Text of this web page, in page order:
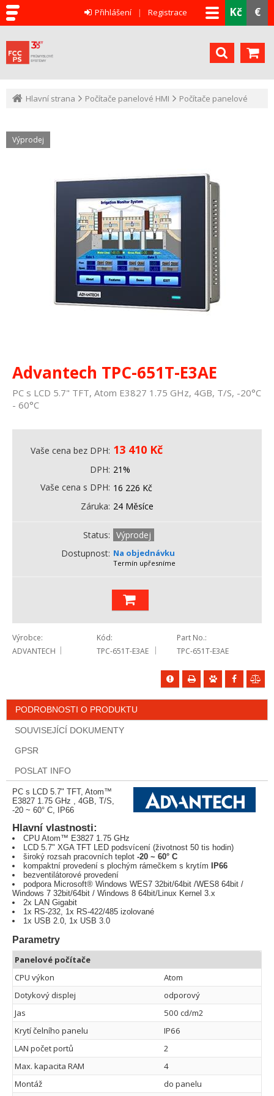
Kč €
Přihlášení Registrace
Hlavní strana Počítače panelové HMI Počítače panelové
Výprodej
Advantech TPC-651T-E3AE
PC s LCD 5.7" TFT, Atom E3827 1.75 GHz, 4GB, T/S, -20°C
- 60°C
Vaše cena bez DPH 13 410 Kč
DPH 21%
Vaše cena s DPH 16 226 Kč
Záruka 24 Měsíce
Status
Výprodej
Dostupnost Na objednávku
Termín upřesníme
Výrobce
ADVANTECH
Kód
TPC-651T-E3AE
Part No.
TPC-651T-E3AE
PODROBNOSTI O PRODUKTU
SOUVISEJÍCÍ DOKUMENTY
GPSR
POSLAT INFO
PC s LCD 5.7" TFT, Atom™
E3827 1.75 GHz , 4GB, T/S,
-20 ~ 60° C, IP66
Hlavní vlastnosti:
CPU Atom™ E3827 1.75 GHz
LCD 5.7" XGA TFT LED podsvícení (životnost 50 tis hodin)
široký rozsah pracovních teplot-20 ~ 60° C
kompaktní provedení s plochým rámečkem s krytímIP66
bezventilátorové provedení
podpora Microsoft® Windows WES7 32bit/64bit /WES8 64bit /
Windows 7 32bit/64bit / Windows 8 64bit/Linux Kernel 3.x
2x LAN Gigabit
1x RS-232, 1x RS-422/485 izolované
1x USB 2.0, 1x USB 3.0
Parametry
Panelové počítače
CPU výkon
Atom
Dotykový displej
odporový
Jas
500 cd/m2
Krytí čelního panelu
IP66
LAN počet portů
2
Max. kapacita RAM
4
Montáž
do panelu